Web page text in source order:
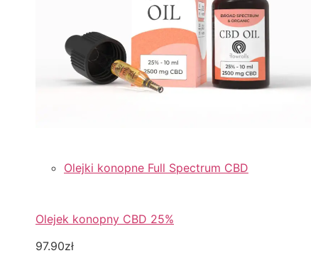
Olejki konopne Full Spectrum CBD
Olejek konopny CBD 25%
97.90zł